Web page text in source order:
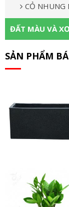
CỎ NHUNG
ĐẤT MÀU VÀ
SẢN PHẨM